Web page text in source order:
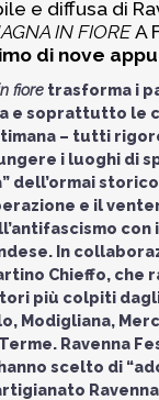
e diffusa di
IN FIOREA
di nove
fiore trasforma i
e soprattutto le
– tutti
i luoghi di
dell’ormai
e il
con
In
Chieffo, che
più colpiti
Modigliana,
Ravenna
scelto di